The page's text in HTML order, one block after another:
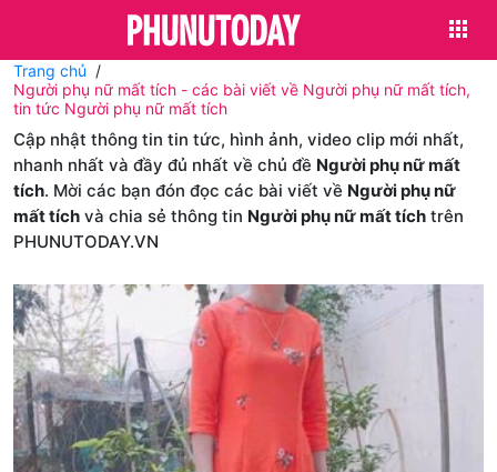
Trang chủ
Người phụ nữ mất tích - các bài viết về Người phụ nữ mất tích,
tin tức Người phụ nữ mất tích
Cập nhật thông tin tin tức, hình ảnh, video clip mới nhất,
nhanh nhất và đầy đủ nhất về chủ đề Người phụ nữ mất
tích. Mời các bạn đón đọc các bài viết về Người phụ nữ
mất tích và chia sẻ thông tin Người phụ nữ mất tích trên
PHUNUTODAY.VN